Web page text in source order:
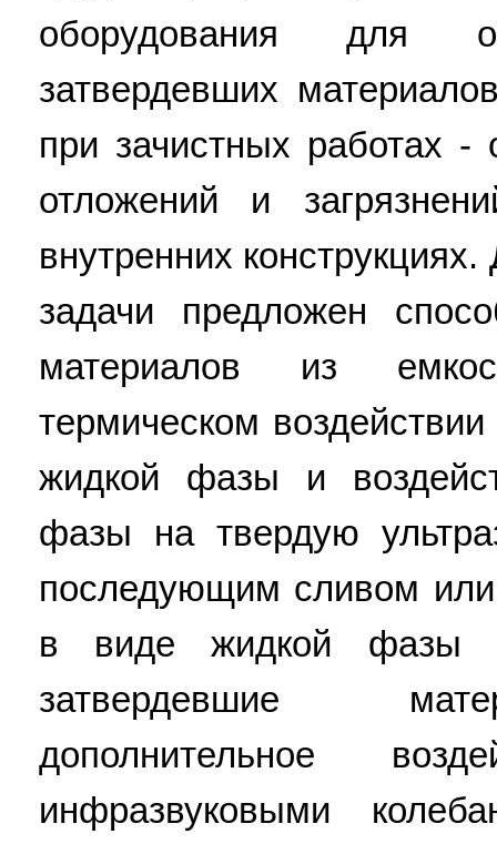
оборудования для
затвердевших
при зачистных работах -
отложений и
внутренних
задачи предложен
материалов из
термическом
жидкой фазы и
фазы на твердую
последующим сливом
в виде жидкой фазы
затвердевшие
дополнительное
инфразвуковыми